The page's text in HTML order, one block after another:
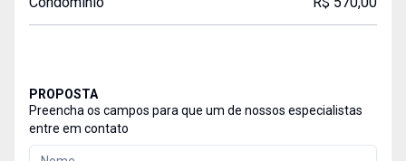
PROPOSTA
Preencha os campos para que um de nossos especialistas
entre em contato